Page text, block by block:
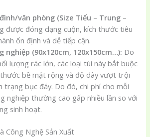
văn phòng (Size Tiểu – Trung –
được đóng dạng cuộn, kích thước tiêu
ổn định và dễ tiếp cận.
nghiệp (90x120cm, 120x150cm…): Do
lượng rác lớn, các loại túi này bắt buộc
bề mặt rộng và độ dày vượt trội
trạng bục đáy. Do đó, chi phí cho mỗi
nghiệp thường cao gấp nhiều lần so với
sinh hoạt.
Công Nghệ Sản Xuất